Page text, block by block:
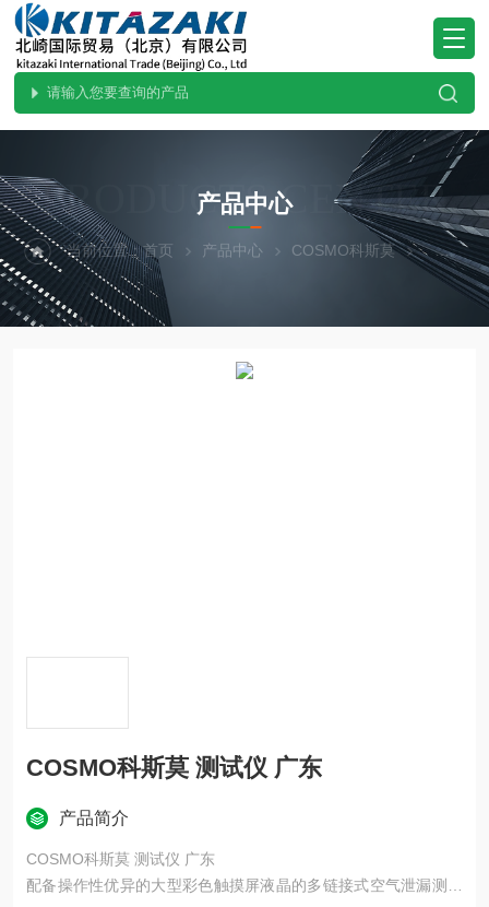
PRODUCTS CENTER
产品中心
当前位置：首页 产品中心 COSMO科斯莫 测试仪
COSMO科斯莫 测试仪 广东
产品简介
COSMO科斯莫 测试仪 广东
配备操作性优异的大型彩色触摸屏液晶的多链接式空气泄漏测试